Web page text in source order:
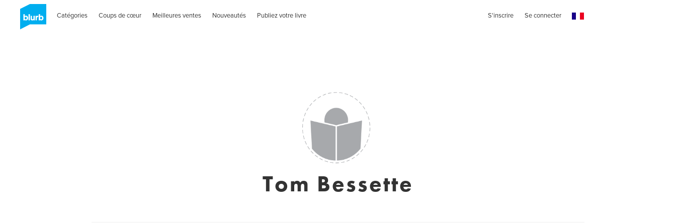
Catégories Coups de cœur Meilleures ventes Nouveautés Publiez votre livre S'inscrire Se connecter
Tom Bessette